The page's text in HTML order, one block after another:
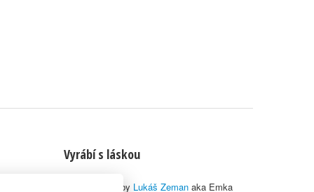
Vyrábí s láskou
© 2010–2026 by Lukáš Zeman aka Emka